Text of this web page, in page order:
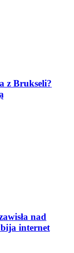
z Brukseli?
nad
internet